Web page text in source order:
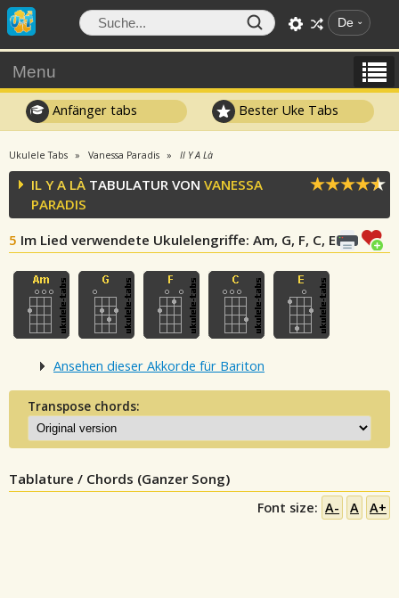
De
Menu
Anfänger tabs Bester Uke Tabs
Ukulele Tabs Vanessa Paradis Il Y A Là
IL Y A LÀ TABULATUR VON VANESSA
PARADIS
5 Im Lied verwendete Ukulelengriffe: Am, G, F, C, E
Ansehen dieser Akkorde für Bariton
Transpose chords:
Tablature / Chords (Ganzer Song)
Font size: A- A A+